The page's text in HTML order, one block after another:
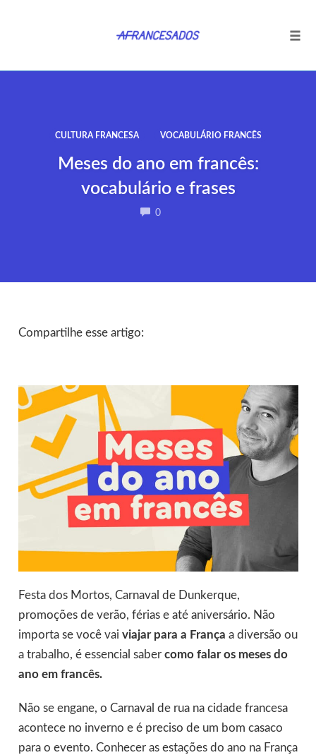
CULTURA FRANCESA VOCABULÁRIO FRANCÊS
Meses do ano em francês:
vocabulário e frases
0COMMENTS
Compartilhe esse artigo:
Festa dos Mortos, Carnaval de Dunkerque,
promoções de verão, férias e até aniversário. Não
importa se você vai viajar para a França a diversão ou
a trabalho, é essencial saber como falar os meses do
ano em francês.
Não se engane, o Carnaval de rua na cidade francesa
acontece no inverno e é preciso de um bom casaco
para o evento. Conhecer as estações do ano na França